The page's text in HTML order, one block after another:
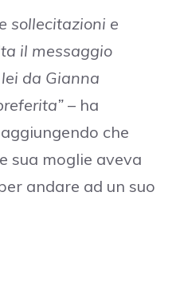
sollecitazioni e
il messaggio
da Gianna
– ha
che
sua moglie aveva
andare ad un suo